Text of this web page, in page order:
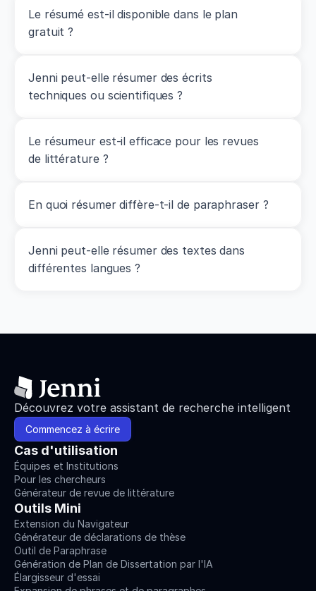
Le résumé est-il disponible dans le plan
gratuit ?
Jenni peut-elle résumer des écrits
techniques ou scientifiques ?
Le résumeur est-il efficace pour les revues
de littérature ?
En quoi résumer diffère-t-il de paraphraser ?
Jenni peut-elle résumer des textes dans
différentes langues ?
Découvrez votre assistant de recherche intelligent
Commencez à écrire
Cas d'utilisation
Équipes et Institutions
Pour les chercheurs
Générateur de revue de littérature
Outils Mini
Extension du Navigateur
Générateur de déclarations de thèse
Outil de Paraphrase
Génération de Plan de Dissertation par l'IA
Élargisseur d'essai